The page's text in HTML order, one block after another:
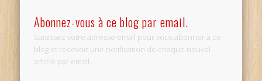
Abonnez-vous à ce blog par email.
Saisissez votre adresse email pour vous abonner à ce
blog et recevoir une notification de chaque nouvel
article par email.